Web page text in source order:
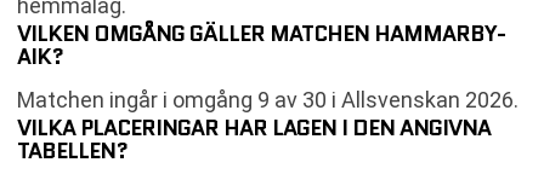
hemmalag.
VILKEN OMGÅNG GÄLLER MATCHEN HAMMARBY-
AIK?
Matchen ingår i omgång 9 av 30 i Allsvenskan 2026.
VILKA PLACERINGAR HAR LAGEN I DEN ANGIVNA
TABELLEN?